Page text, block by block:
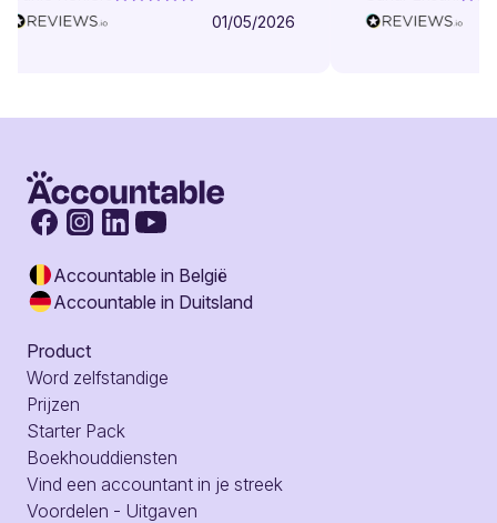
01/05/2026
Accountable in België
Accountable in Duitsland
Product
Word zelfstandige
Prijzen
Starter Pack
Boekhouddiensten
Vind een accountant in je streek
Voordelen - Uitgaven